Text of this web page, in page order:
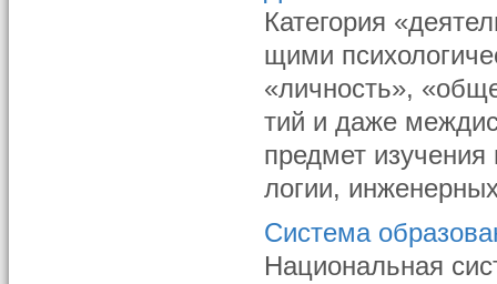
Категория
щими
«личность»,
тий и даже
предмет
логии,
Система
Национальная